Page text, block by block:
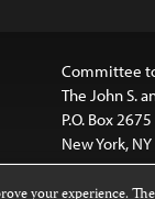
Committee
The John S.
P.O. Box 2675
New York,